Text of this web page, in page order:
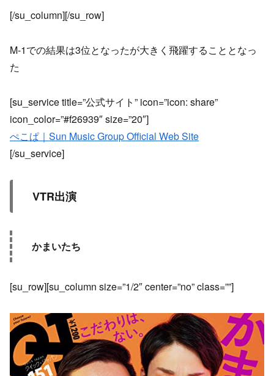
[/su_column][/su_row]
M-1での結果は3位となったが大きく飛躍することとなっ
た
[su_service title=”公式サイト” icon=”icon: share”
icon_color=”#f26939″ size=”20″]
ぺこぱ｜Sun Music Group Official Web Site
[/su_service]
VTR出演
かまいたち
[su_row][su_column size=”1/2″ center=”no” class=””]